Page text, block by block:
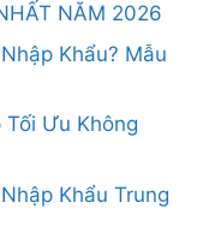
NĂM 2026
Khẩu? Mẫu
Ưu Không
Khẩu Trung